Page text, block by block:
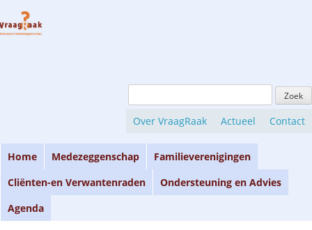
to
naar:
Over VraagRaak Actueel Contact
Home Medezeggenschap
Familieverenigingen
Cliënten-en Verwantenraden
Ondersteuning en Advies
Agenda